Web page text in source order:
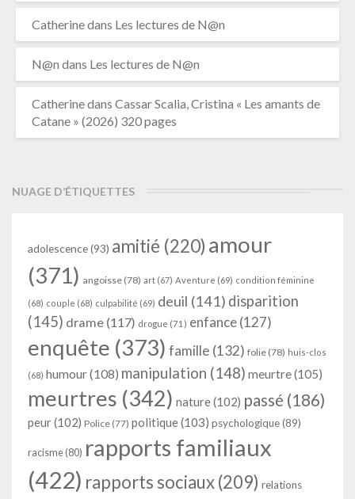
Catherinedans Les lectures de N@n
N@n dans Les lectures de N@n
Catherinedans Cassar Scalia, Cristina « Les amants de
Catane » (2026) 320 pages
NUAGE D’ÉTIQUETTES
adolescence(93) amitié (220) amour
(371) angoisse (78) art (67) Aventure (69) condition féminine
(68) couple (68) culpabilité (69) deuil (141) disparition
(145) drame (117) drogue (71) enfance(127)
enquête (373) famille (132) folie (78) huis-clos
(68) humour(108) manipulation (148) meurtre(105)
meurtres (342) nature(102) passé (186)
peur(102) Police (77) politique(103) psychologique(89)
racisme (80) rapports familiaux
(422) rapports sociaux(209) relations